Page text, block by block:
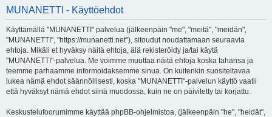
MUNANETTI - Käyttöehdot
Käyttämällä "MUNANETTI" palvelua (jälkeenpäin "me", "meitä", "meidän",
"MUNANETTI", "https://munanetti.net"), sitoudut noudattamaan seuraavia
ehtoja. Mikäli et hyväksy näitä ehtoja, älä rekisteröidy ja/tai käytä
"MUNANETTI"-palvelua. Me voimme muuttaa näitä ehtoja koska tahansa ja
teemme parhaamme informoidaksemme sinua. On kuitenkin suositeltavaa
lukea nämä ehdot säännöllisesti, koska "MUNANETTI"-palvelun käyttö vaatii
että hyväksyt nämä ehdot siinä muodossa, kuin ne on päivitetty tai korjattu.
Keskustelufoorumimme käyttää phpBB-ohjelmistoa, (jälkeenpäin "he", "heidät",